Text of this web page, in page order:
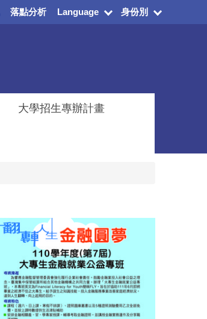
落點分析 Language 身份別
大學招生專辦計畫